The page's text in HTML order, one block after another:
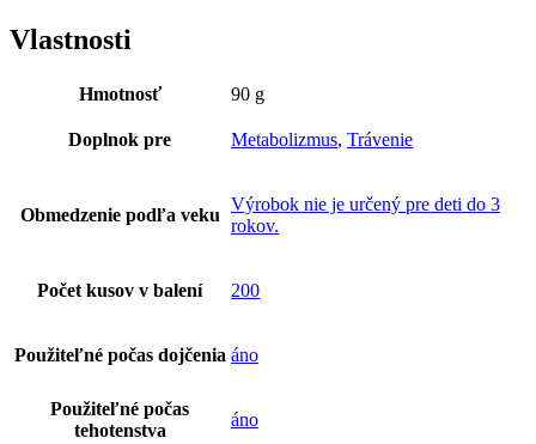
Vlastnosti
Hmotnosť 90 g
Doplnok pre Metabolizmus, Trávenie
Obmedzenie podľa veku
Výrobok nie je určený pre deti do 3
rokov.
Počet kusov v balení 200
Použiteľné počas dojčenia áno
Použiteľné počas
tehotenstva
áno